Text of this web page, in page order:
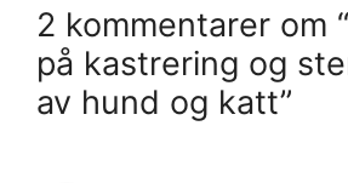
2 kommentarer om
på kastrering og
av hund og katt”